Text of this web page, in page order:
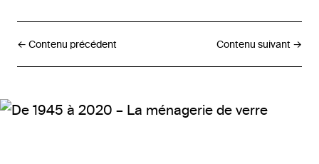
← Contenu précédent Contenu suivant →